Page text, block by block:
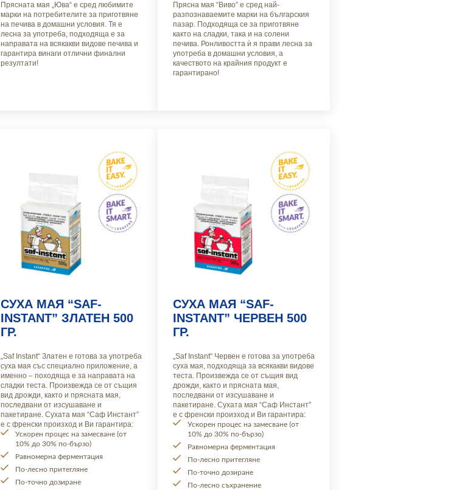
Прясната мая „Юва“ е сред любимите
марки на потребителите за приготвяне
на печива в домашни условия. Тя е
лесна за употреба, подходяща е за
направата на всякакви видове печива и
гарантира винаги отлични финални
резултати!
Прясна мая “Виво” е сред най-
разпознаваемите марки на българския
пазар. Подходяща се за приготвяне
както на сладки, така и на солени
печива. Ронливостта ѝ я прави лесна за
употреба в домашни условия, а
качеството на крайния продукт е
гарантирано!
СУХА МАЯ “SAF-
INSTANT” ЗЛАТЕН 500
ГР.
„Saf Instant“ Златен е готова за употреба
суха мая със специално приложение, а
именно – походяща е за направата на
сладки теста. Произвежда се от същия
вид дрожди, както и прясната мая,
последвани от изсушаване и
пакетиране. Сухата мая “Саф Инстант”
е с френски произход и Ви гарантира:
Ускорен процес на замесване (от
10% до 30% по-бързо)
Равномерна ферментация
По-лесно притегляне
По-точно дозиране
СУХА МАЯ “SAF-
INSTANT” ЧЕРВЕН 500
ГР.
„Saf Instant“ Червен е готова за употреба
суха мая, подходяща за всякакви видове
теста. Произвежда се от същия вид
дрожди, както и прясната мая,
последвани от изсушаване и
пакетиране. Сухата мая “Саф Инстант”
е с френски произход и Ви гарантира:
Ускорен процес на замесване (от
10% до 30% по-бързо)
Равномерна ферментация
По-лесно притегляне
По-точно дозиране
По-лесно съхранение